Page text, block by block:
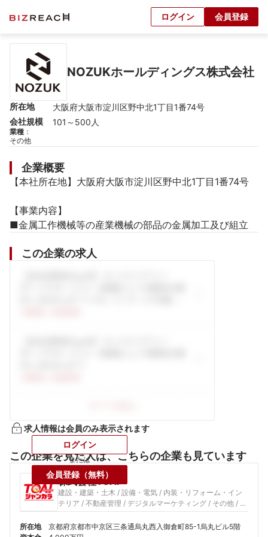
ログイン 会員登録
NOZUKホールディングス株式会社
所在地
大阪府大阪市淀川区野中北1丁目1番74号
会社規模
101～500人
業種 ：
その他
企業概要
【本社所在地】大阪府大阪市淀川区野中北1丁目1番74号
【事業内容】
■金属工作機械等の産業機械の部品の金属加工及び組立
この企業の求人
求人情報は会員のみ表示されます
ログイン
または
会員登録（無料）
この企業を見た人は、こちらの企業も見ています
株式会社TOAI
建設・建築・土木 / 設備・電気 / 内装・リフォーム・イン
テリア / 不動産管理 / デジタルマーケティング / その他 / 旅
行・観光 / アミューズメント / 外食 / その他 / 広告・PR / 音
楽 / その他 / 倉庫
所在地
京都府京都市中京区三条通烏丸西入御倉町85-1烏丸ビル5階